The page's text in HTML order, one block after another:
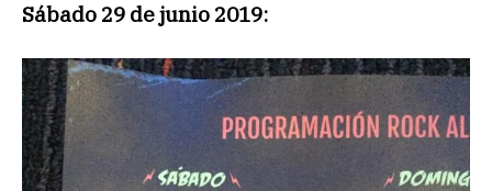
Sábado 29 de junio 2019: